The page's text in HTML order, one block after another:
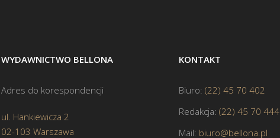
WYDAWNICTWO BELLONA
Adres do korespondencji
ul. Hankiewicza 2
02-103 Warszawa
KONTAKT
Biuro: (22) 45 70 402
Redakcja: (22) 45 70 444
Mail: biuro@bellona.pl